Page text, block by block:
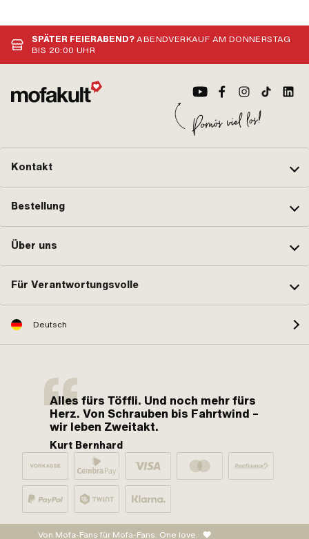
SPÄTER FEIERABEND?ABENDVERKAUF AM DONNERSTAG
BIS 20:00 UHR
Kontakt
Bestellung
Über uns
Für Verantwortungsvolle
Deutsch
Alles fürs Töffli. Und noch mehr fürs
Herz. Von Schrauben bis Fahrtwind –
wir leben Zweitakt.
Kurt Bernhard
Von Mofa-Fans für Mofa-Fans. One love.